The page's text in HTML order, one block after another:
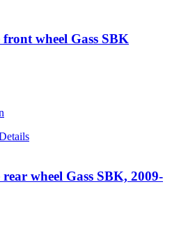
wheel Gass SBK
wheel Gass SBK, 2009-